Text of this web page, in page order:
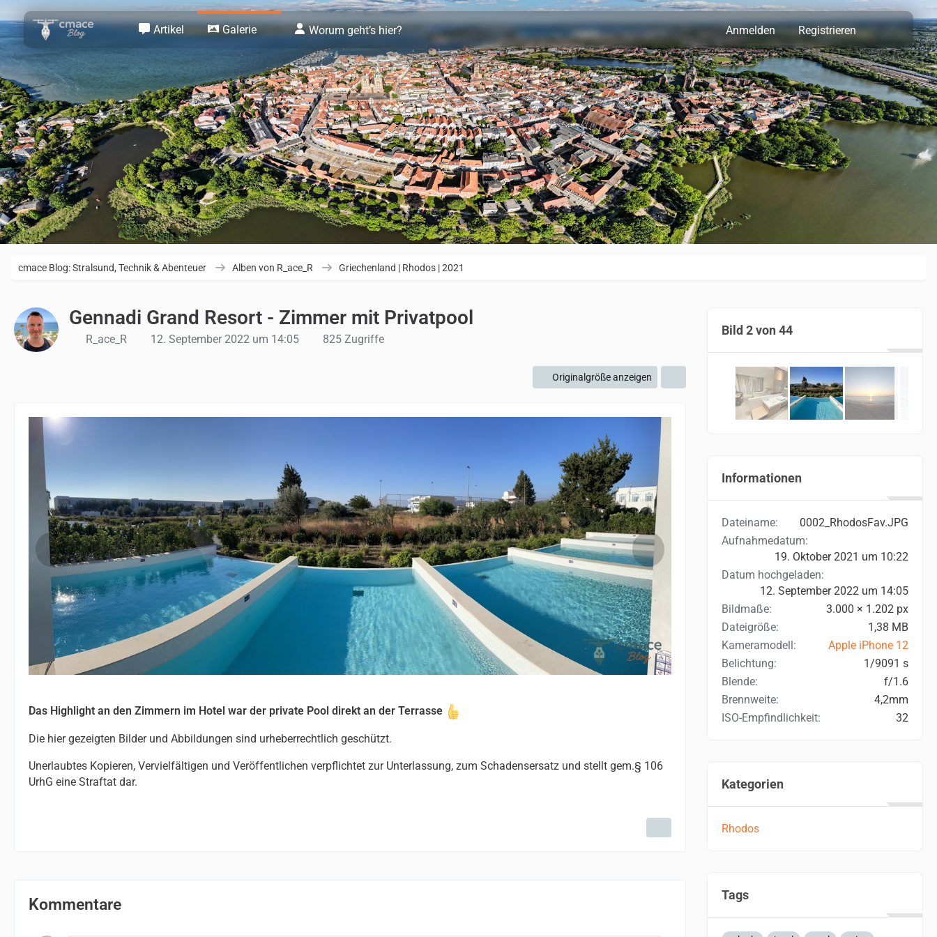
Artikel Galerie Worum geht’s hier? Anmelden Registrieren
cmace Blog: Stralsund, Technik & Abenteuer Alben von R_ace_R Griechenland | Rhodos | 2021
Gennadi Grand Resort - Zimmer mit Privatpool
R_ace_R 12. September 2022 um 14:05 825 Zugriffe
Originalgröße anzeigen
Das Highlight an den Zimmern im Hotel war der private Pool direkt an der Terrasse
Die hier gezeigten Bilder und Abbildungen sind urheberrechtlich geschützt.
Unerlaubtes Kopieren, Vervielfältigen und Veröffentlichen verpflichtet zur Unterlassung, zum Schadensersatz und stellt gem.§ 106
UrhG eine Straftat dar.
Kommentare
Bild 2 von 44
Informationen
Dateiname
0002_RhodosFav.JPG
Aufnahmedatum
19. Oktober 2021 um 10:22
Datum hochgeladen
12. September 2022 um 14:05
Bildmaße
3.000 × 1.202 px
Dateigröße
1,38 MB
Kameramodell
Apple iPhone 12
Belichtung
1/9091 s
Blende
f/1.6
Brennweite
4,2mm
ISO-Empfindlichkeit
32
Kategorien
Rhodos
Tags